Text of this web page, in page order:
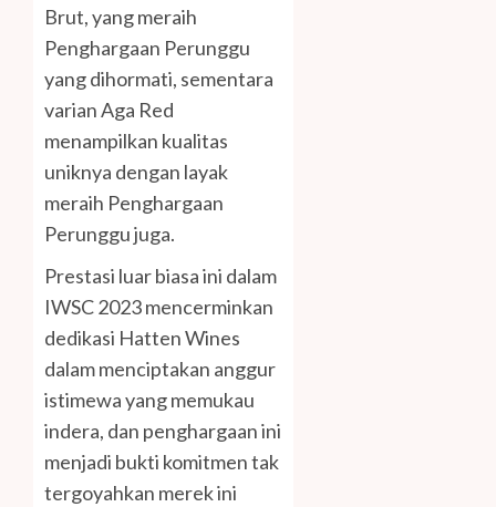
Brut, yang meraih
Penghargaan Perunggu
yang dihormati, sementara
varian Aga Red
menampilkan kualitas
uniknya dengan layak
meraih Penghargaan
Perunggu juga.
Prestasi luar biasa ini dalam
IWSC 2023 mencerminkan
dedikasi Hatten Wines
dalam menciptakan anggur
istimewa yang memukau
indera, dan penghargaan ini
menjadi bukti komitmen tak
tergoyahkan merek ini